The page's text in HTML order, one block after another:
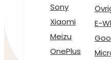
Sony
Xiaomi
Meizu
OnePlus
E-